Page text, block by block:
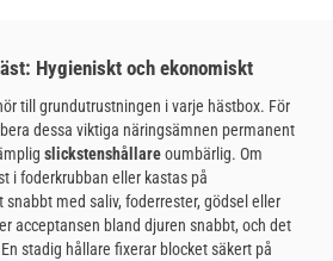
Hygieniskt och ekonomiskt
till grundutrustningen i varje hästbox. För
dessa viktiga näringsämnen permanent
slickstenshållareoumbärlig. Om
i foderkrubban eller kastas på
med saliv, foderrester, gödsel eller
acceptansen bland djuren snabbt, och det
stadig hållare fixerar blocket säkert på